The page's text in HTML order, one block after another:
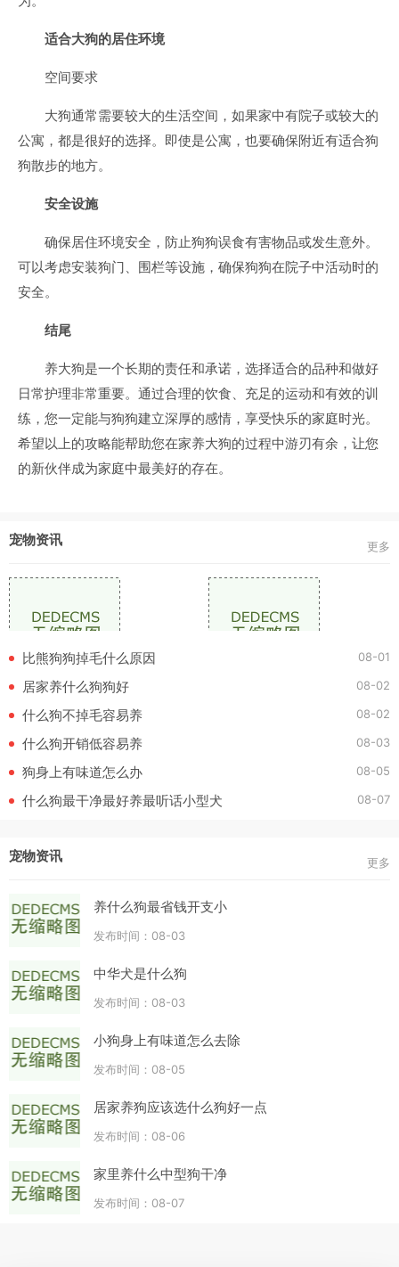
适合大狗的居住环境
空间要求
大狗通常需要较大的生活空间，如果家中有院子或较大的
公寓，都是很好的选择。即使是公寓，也要确保附近有适合狗
狗散步的地方。
安全设施
确保居住环境安全，防止狗狗误食有害物品或发生意外。
可以考虑安装狗门、围栏等设施，确保狗狗在院子中活动时的
安全。
结尾
养大狗是一个长期的责任和承诺，选择适合的品种和做好
日常护理非常重要。通过合理的饮食、充足的运动和有效的训
练，您一定能与狗狗建立深厚的感情，享受快乐的家庭时光。
希望以上的攻略能帮助您在家养大狗的过程中游刃有余，让您
的新伙伴成为家庭中最美好的存在。
宠物资讯 更多
比熊狗狗掉毛什么原因 08-01
居家养什么狗狗好 08-02
什么狗不掉毛容易养 08-02
什么狗开销低容易养 08-03
狗身上有味道怎么办 08-05
什么狗最干净最好养最听话小型犬 08-07
宠物资讯 更多
养什么狗最省钱开支小
发布时间：08-03
中华犬是什么狗
发布时间：08-03
小狗身上有味道怎么去除
发布时间：08-05
居家养狗应该选什么狗好一点
发布时间：08-06
家里养什么中型狗干净
发布时间：08-07